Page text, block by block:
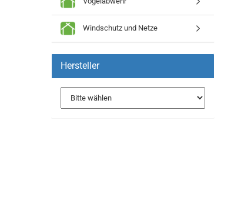
Windschutz und Netze
Hersteller